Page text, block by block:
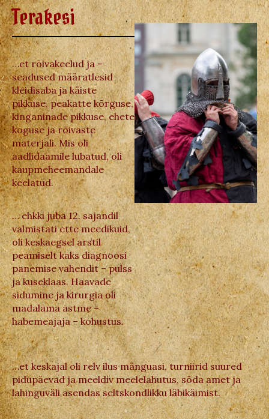
Terakesi
…et rõivakeelud ja –
seadused määratlesid
kleidisaba ja käiste
pikkuse, peakatte kõrguse,
kinganinade pikkuse, ehete
koguse ja rõivaste
materjali. Mis oli
aadlidaamile lubatud, oli
kaupmeheemandale
keelatud.
… ehkki juba 12. sajandil
valmistati ette meedikuid,
oli keskaegsel arstil
peamiselt kaks diagnoosi
panemise vahendit – pulss
ja kuseklaas. Haavade
sidumine ja kirurgia oli
madalama astme –
habemeajaja – kohustus.
…et keskajal oli relv ilus mänguasi, turniirid suured
pidupäevad ja meeldiv meelelahutus, sõda amet ja
lahinguväli asendas seltskondlikku läbikäimist.